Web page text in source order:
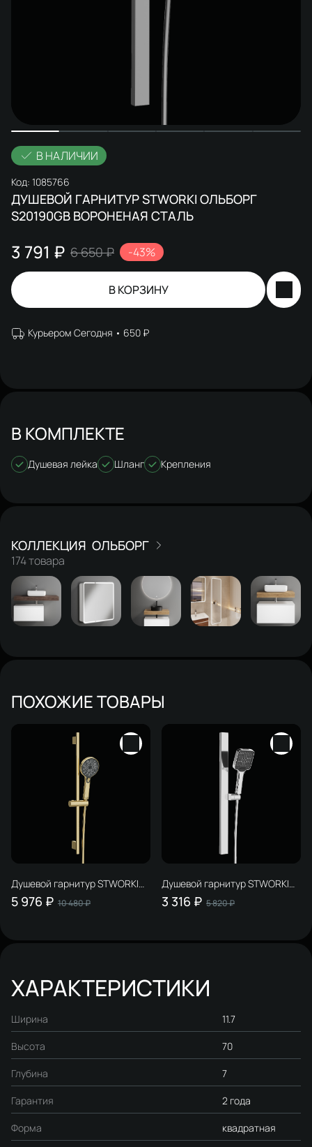
В НАЛИЧИИ
Код: 1085766
ДУШЕВОЙ ГАРНИТУР STWORKI ОЛЬБОРГ
S20190GB ВОРОНЕНАЯ СТАЛЬ
3 791 ₽ 6 650 ₽ -43%
В КОРЗИНУ
Курьером Сегодня 650 ₽
В КОМПЛЕКТЕ
Душевая лейка Шланг Крепления
ОЛЬБОРГ
174 товара
ПОХОЖИЕ ТОВАРЫ
Душевой гарнитур STWORKI
Гётеборг S03190GM матовое
золото
5 976 ₽ 10 480 ₽
Душевой гарнитур STWORKI
Ольборг S20190CR хром
3 316 ₽ 5 820 ₽
ХАРАКТЕРИСТИКИ
Ширина 11.7
Высота 70
Глубина 7
Гарантия 2 года
Форма квадратная